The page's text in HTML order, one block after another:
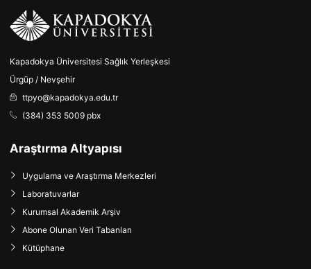
Kapadokya Üniversitesi Sağlık Yerleşkesi
Ürgüp / Nevşehir
ttpyo@kapadokya.edu.tr
(384) 353 5009 pbx
Araştırma Altyapısı
Uygulama ve Araştırma Merkezleri
Laboratuvarlar
Kurumsal Akademik Arşiv
Abone Olunan Veri Tabanları
Kütüphane